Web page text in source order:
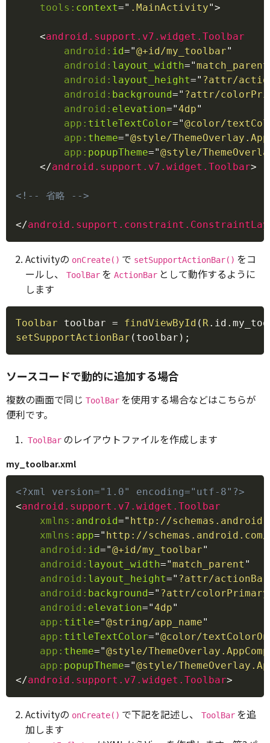
tools: context=" .MainActivity">
<android.support.v7.widget.Toolbar
android: id="@+id/my_toolbar"
android: layout_width="match_parent
android: layout_height=" ?attr/
android: background=" ?attr/
android: elevation="4dp"
app: titleTextColor="@color/
app: theme="@style/
app: popupTheme="@style/
</android.support.v7.widget.Toolbar>
<!-- 省略 -->
</
Activityの onCreate() で setSupportActionBar() をコ
ールし、
ToolBar を ActionBar として動作するように
します
Toolbar toolbar = findViewById ( R. id .
setSupportActionBar ( toolbar ) ;
Copy
ソースコードで動的に追加する場合
複数の画面で同じ ToolBar を使用する場合などはこちらが
便利です。
ToolBar のレイアウトファイルを作成します
my_toolbar.xml
<?xml version="1.0" encoding="utf-8"?>
<android.support.v7.widget.Toolbar
xmlns: android=" http://
xmlns: app=" http://
android: id="@+id/my_toolbar"
android: layout_width="match_parent "
android: layout_height=" ?attr/
android: background=" ?attr/colorPrimary
android: elevation="4dp"
app: title="@string/app_name"
app: titleTextColor="@color/
app: theme="@style/
app: popupTheme="@style/
</android.support.v7.widget.Toolbar>
Activityの onCreate() で下記を記述し、 ToolBar を追
加します